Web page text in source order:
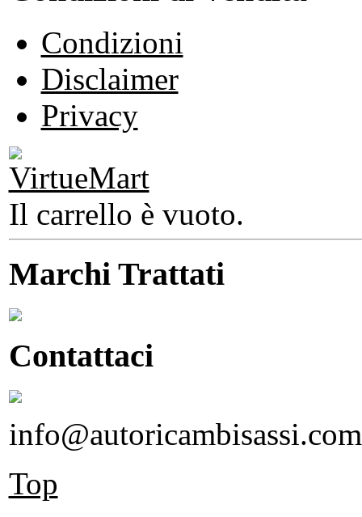
Condizioni
Disclaimer
Privacy
Il carrello è vuoto.
Marchi Trattati
Contattaci
info@autoricambisassi.com
Top